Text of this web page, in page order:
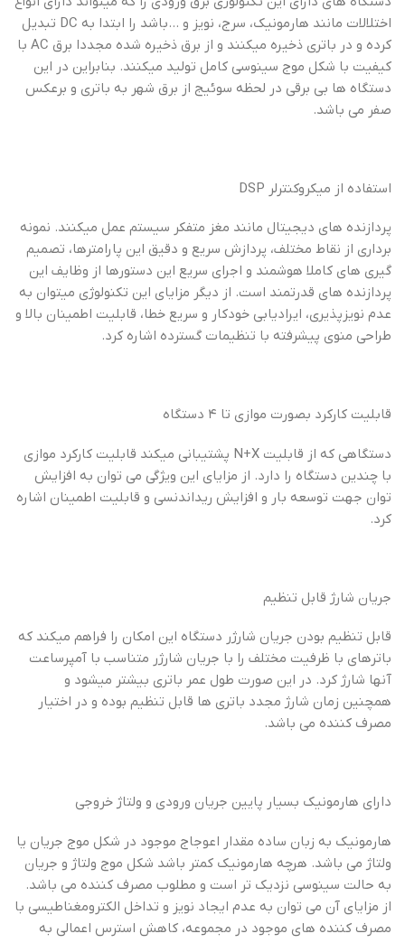
اختلالات مانند هارمونیک، سرج، نویز و …باشد را ابتدا به DC تبدیل
کرده و در باتری ذخیره میکنند و از برق ذخیره شده مجددا برق AC با
کیفیت با شکل موج سینوسی کامل تولید میکنند. بنابراین در این
دستگاه ها بی برقی در لحظه سوئیج از برق شهر به باتری و برعکس
صفر می باشد.
استفاده از میکروکنترلر DSP
پردازنده های دیجیتال مانند مغز متفکر سیستم عمل میکنند. نمونه
برداری از نقاط مختلف، پردازش سریع و دقیق این پارامترها، تصمیم
گیری های کاملا هوشمند و اجرای سریع این دستورها از وظایف این
پردازنده های قدرتمند است. از دیگر مزایای این تکنولوژی میتوان به
عدم نویزپذیری، ایرادیابی خودکار و سریع خطا، قابلیت اطمینان بالا و
طراحی منوی پیشرفته با تنظیمات گسترده اشاره کرد.
قابلیت کارکرد بصورت موازی تا ۴ دستگاه
دستگاهی که از قابلیت N+X پشتیبانی میکند قابلیت کارکرد موازی
با چندین دستگاه را دارد. از مزایای این ویژگی می توان به افزایش
توان جهت توسعه بار و افزایش ریداندنسی و قابلیت اطمینان اشاره
کرد.
جریان شارژ قابل تنظیم
قابل تنظیم بودن جریان شارژر دستگاه این امکان را فراهم میکند که
باترهای با ظرفیت مختلف را با جریان شارژر متناسب با آمپرساعت
آنها شارژ کرد. در این صورت طول عمر باتری بیشتر میشود و
همچنین زمان شارژ مجدد باتری ها قابل تنظیم بوده و در اختیار
مصرف کننده می باشد.
دارای هارمونیک بسیار پایین جریان ورودی و ولتاژ خروجی
هارمونیک به زبان ساده مقدار اعوجاج موجود در شکل موج جریان یا
ولتاژ می باشد. هرچه هارمونیک کمتر باشد شکل موج ولتاژ و جریان
به حالت سینوسی نزدیک تر است و مطلوب مصرف کننده می باشد.
از مزایای آن می توان به عدم ایجاد نویز و تداخل الکترومغناطیسی با
مصرف کننده های موجود در مجموعه، کاهش استرس اعمالی به